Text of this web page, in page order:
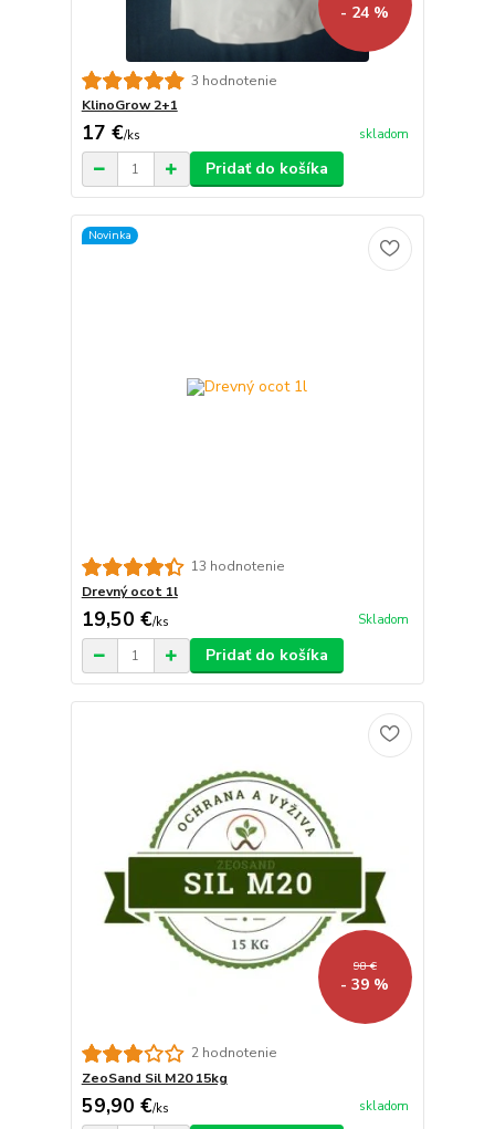
- 24 %
3 hodnotenie
KlinoGrow 2+1
17 €/ks skladom
Pridať do košíka
Novinka
13 hodnotenie
Drevný ocot 1l
19,50 €/ks Skladom
Pridať do košíka
98 €
- 39 %
2 hodnotenie
ZeoSand Sil M20 15kg
59,90 €/ks skladom